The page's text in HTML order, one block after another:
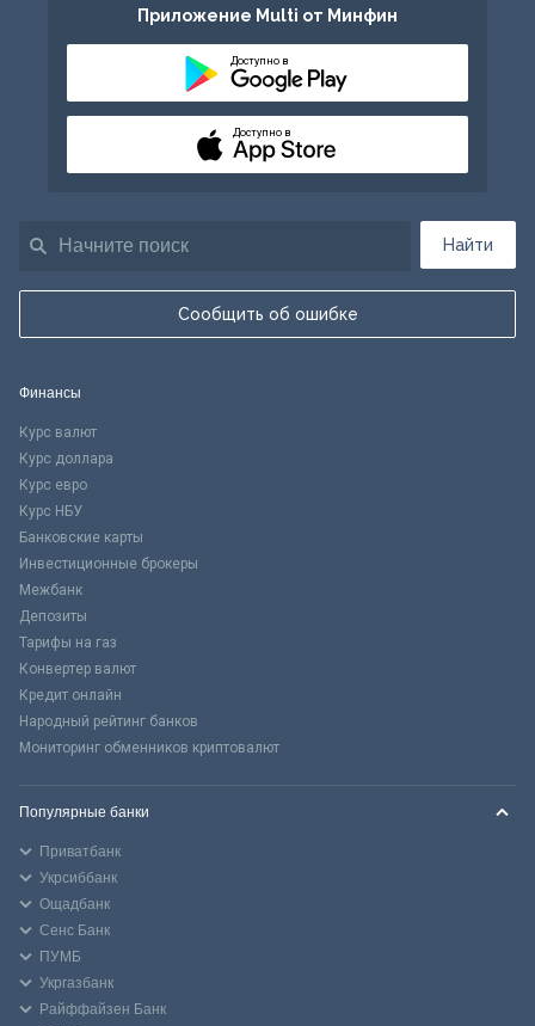
Найти
Сообщить об ошибке
Приложение Multi от Минфин
Доступно в
Доступно в
Финансы
Курс валют
Курс доллара
Курс евро
Курс НБУ
Банковские карты
Инвестиционные брокеры
Межбанк
Депозиты
Тарифы на газ
Конвертер валют
Кредит онлайн
Народный рейтинг банков
Мониторинг обменников криптовалют
Популярные банки
Приватбанк
Укрсиббанк
Ощадбанк
Сенс Банк
ПУМБ
Укргазбанк
Райффайзен Банк